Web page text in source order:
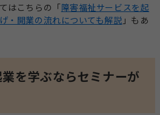
はこちらの「障害福祉サービスを起
・開業の流れについても解説 」もあ
を学ぶならセミナーが